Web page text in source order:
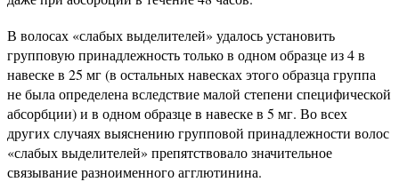
В волосах «слабых выделителей» удалось установить
групповую принадлежность только в одном образце из 4 в
навеске в 25 мг (в остальных навесках этого образца группа
не была определена вследствие малой степени специфической
абсорбции) и в одном образце в навеске в 5 мг. Во всех
других случаях выяснению групповой принадлежности волос
«слабых выделителей» препятствовало значительное
связывание разноименного агглютинина.